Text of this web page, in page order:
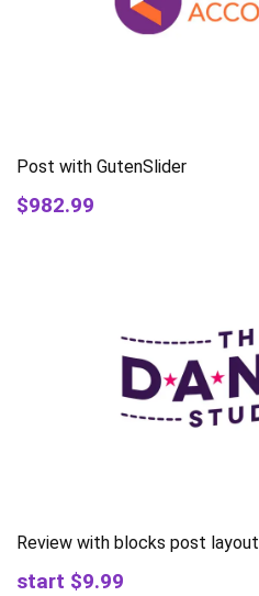
Post with GutenSlider
$982.99
Review with blocks post layout
start $9.99